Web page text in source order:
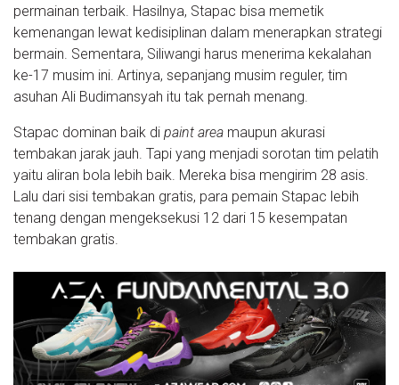
permainan terbaik. Hasilnya, Stapac bisa memetik
kemenangan lewat kedisiplinan dalam menerapkan strategi
bermain. Sementara, Siliwangi harus menerima kekalahan
ke-17 musim ini. Artinya, sepanjang musim reguler, tim
asuhan Ali Budimansyah itu tak pernah menang.
Stapac dominan baik di paint area maupun akurasi
tembakan jarak jauh. Tapi yang menjadi sorotan tim pelatih
yaitu aliran bola lebih baik. Mereka bisa mengirim 28 asis.
Lalu dari sisi tembakan gratis, para pemain Stapac lebih
tenang dengan mengeksekusi 12 dari 15 kesempatan
tembakan gratis.